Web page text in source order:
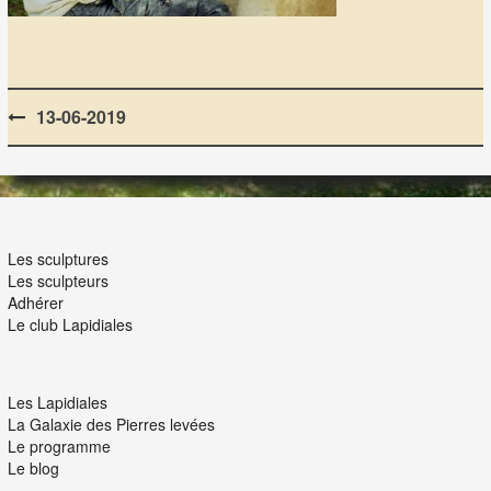
Post
navigation
13-06-2019
Les sculptures
Les sculpteurs
Adhérer
Le club Lapidiales
Les Lapidiales
La Galaxie des Pierres levées
Le programme
Le blog